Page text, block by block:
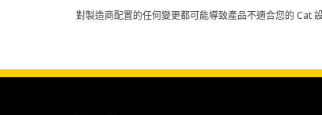
對製造商配置的任何變更都可能導致產品不適合您的 Cat